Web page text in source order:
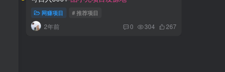
网赚项目 # 推荐项目
2年前